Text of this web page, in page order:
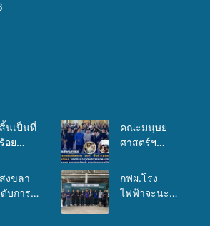
นเป็นที่
อย
ที่
คณะมนุษย
ศาสตร์ฯ
จัดอบรมเสริม
ศักยภาพ
งขลา
บการ
กฟผ.โรง
ไฟฟ้าจะนะ